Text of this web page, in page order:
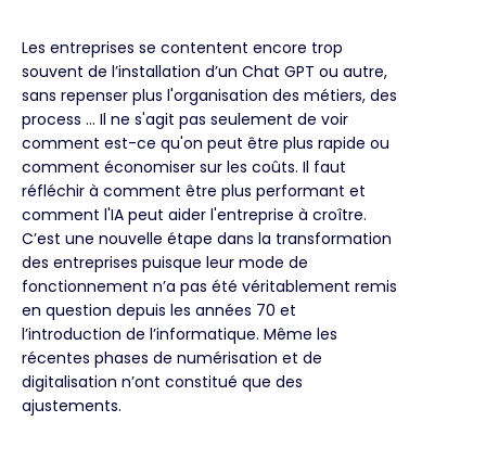
Les entreprises se contentent encore trop
souvent de l’installation d’un Chat GPT ou autre,
sans repenser plus l'organisation des métiers, des
process … Il ne s'agit pas seulement de voir
comment est-ce qu'on peut être plus rapide ou
comment économiser sur les coûts. Il faut
réfléchir à comment être plus performant et
comment l'IA peut aider l'entreprise à croître.
C’est une nouvelle étape dans la transformation
des entreprises puisque leur mode de
fonctionnement n’a pas été véritablement remis
en question depuis les années 70 et
l’introduction de l’informatique. Même les
récentes phases de numérisation et de
digitalisation n’ont constitué que des
ajustements.